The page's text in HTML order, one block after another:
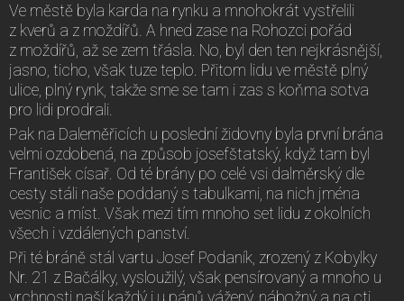
Ve městě byla karda na rynku a mnohokrát vystřelili
z kverů a z moždířů. A hned zase na Rohozci pořád
z moždířů, až se zem třásla. No, byl den ten nejkrásnější,
jasno, ticho, však tuze teplo. Přitom lidu ve městě plný
ulice, plný rynk, takže sme se tam i zas s koňma sotva
pro lidi prodrali.
Pak na Daleměřicích u poslední židovny byla první brána
velmi ozdobená, na způsob josefštatský, když tam byl
František císař. Od té brány po celé vsi dalměrský dle
cesty stáli naše poddaný s tabulkami, na nich jména
vesnic a míst. Však mezi tím mnoho set lidu z okolních
všech i vzdálených panství.
Při té bráně stál vartu Josef Podaník, zrozený z Kobylky
Nr. 21 z Bačálky, vysloužilý, však pensírovaný a mnoho u
vrchnosti naší každý i u pánů vážený, nábožný a na cti